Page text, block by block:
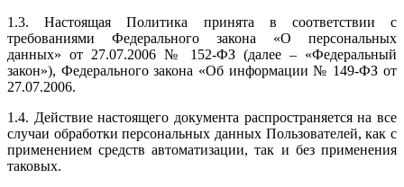
1.3. Настоящая Политика принята в соответствии с
требованиями Федерального закона «О персональных
данных» от 27.07.2006 № 152-ФЗ (далее – «Федеральный
закон»), Федерального закона «Об информации № 149-ФЗ от
27.07.2006.
1.4. Действие настоящего документа распространяется на все
случаи обработки персональных данных Пользователей, как с
применением средств автоматизации, так и без применения
таковых.